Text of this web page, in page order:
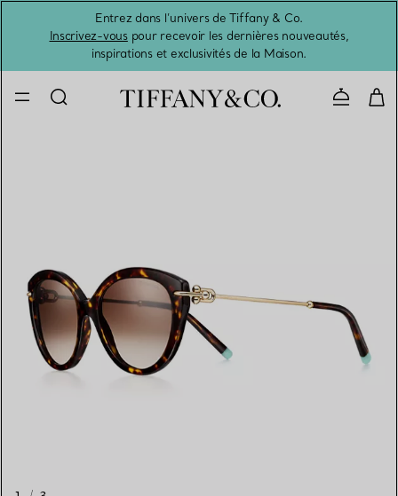
Entrez dans l’univers de Tiffany & Co.
Inscrivez-vouspour recevoir les dernières nouveautés,
inspirations et exclusivités de la Maison.